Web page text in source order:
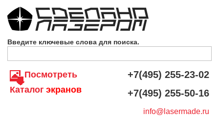
Введите ключевые слова для поиска.
Посмотреть
Каталог экранов
+7(495) 255-23-02
+7(495) 255-50-16
info@lasermade.ru